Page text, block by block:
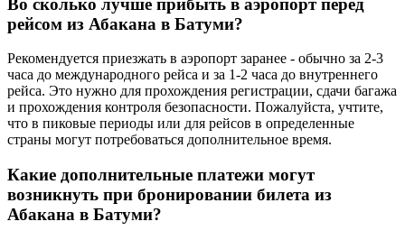
рейсом из Абакана в Батуми?
Рекомендуется приезжать в аэропорт заранее - обычно за 2-3
часа до международного рейса и за 1-2 часа до внутреннего
рейса. Это нужно для прохождения регистрации, сдачи багажа
и прохождения контроля безопасности. Пожалуйста, учтите,
что в пиковые периоды или для рейсов в определенные
страны могут потребоваться дополнительное время.
Какие дополнительные платежи могут
возникнуть при бронировании билета из
Абакана в Батуми?